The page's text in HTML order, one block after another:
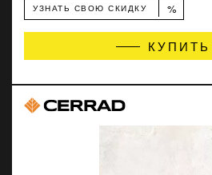
УЗНАТЬ СВОЮ СКИДКУ %
КУПИТЬ